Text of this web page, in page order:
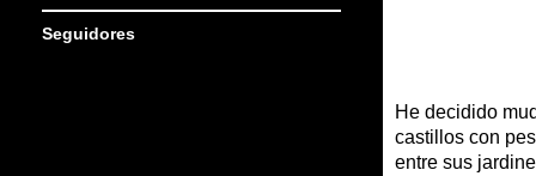
He decidido
castillos con
entre sus
Seguidores